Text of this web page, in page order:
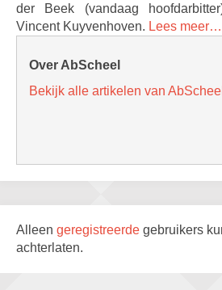
der Beek (vandaag
Vincent Kuyvenhoven. Lees
Over AbScheel
Bekijk alle artikelen van AbScheel
Alleen geregistreerde gebruikers
achterlaten.